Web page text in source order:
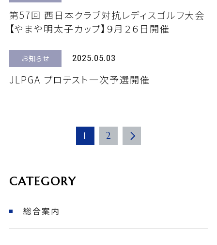
第57回 西日本クラブ対抗レディスゴルフ大会
【やまや明太子カップ】９月２６日開催
お知らせ 2025.05.03
JLPGA プロテスト一次予選開催
1 2
CATEGORY
総合案内